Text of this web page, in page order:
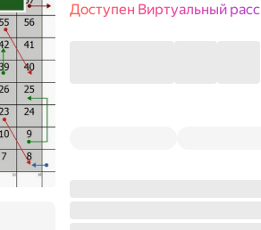
Доступен Виртуальный